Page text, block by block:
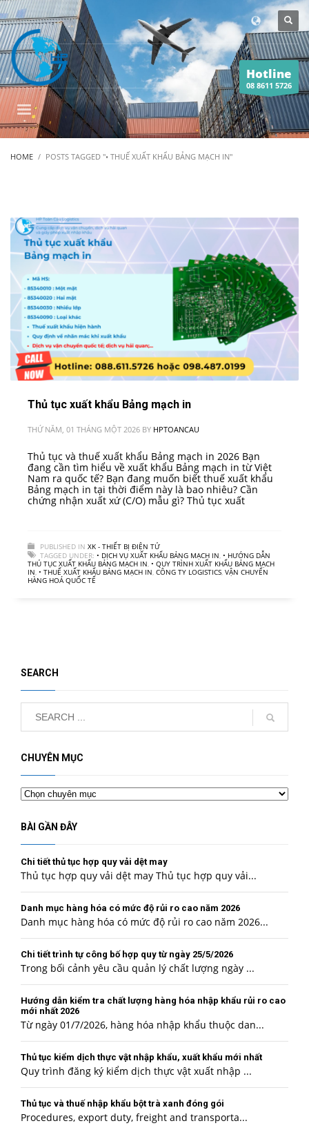
Hotline
08 8611 5726
HOME POSTS TAGGED "• THUẾ XUẤT KHẨU BẢNG MẠCH IN"
Thủ tục xuất khẩu Bảng mạch in
THỨ NĂM, 01 THÁNG MỘT 2026 BY HPTOANCAU
Thủ tục và thuế xuất khẩu Bảng mạch in 2026 Bạn
đang cần tìm hiểu về xuất khẩu Bảng mạch in từ Việt
Nam ra quốc tế? Bạn đang muốn biết thuế xuất khẩu
Bảng mạch in tại thời điểm này là bao nhiêu? Cần
chứng nhận xuất xứ (C/O) mẫu gì? Thủ tục xuất
PUBLISHED IN XK - THIẾT BỊ ĐIỆN TỬ
TAGGED UNDER: • DỊCH VỤ XUẤT KHẨU BẢNG MẠCH IN, • HƯỚNG DẪN
THỦ TỤC XUẤT KHẨU BẢNG MẠCH IN, • QUY TRÌNH XUẤT KHẨU BẢNG MẠCH
IN, • THUẾ XUẤT KHẨU BẢNG MẠCH IN, CÔNG TY LOGISTICS, VẬN CHUYỂN
HÀNG HOÁ QUỐC TẾ
SEARCH
CHUYÊN MỤC
Chuyên
mục
BÀI GẦN ĐÂY
Chi tiết thủ tục hợp quy vải dệt may
Thủ tục hợp quy vải dệt may Thủ tục hợp quy vải...
Danh mục hàng hóa có mức độ rủi ro cao năm 2026
Danh mục hàng hóa có mức độ rủi ro cao năm 2026...
Chi tiết trình tự công bố hợp quy từ ngày 25/5/2026
Trong bối cảnh yêu cầu quản lý chất lượng ngày ...
Hướng dẫn kiểm tra chất lượng hàng hóa nhập khẩu rủi ro cao
mới nhất 2026
Từ ngày 01/7/2026, hàng hóa nhập khẩu thuộc dan...
Thủ tục kiểm dịch thực vật nhập khẩu, xuất khẩu mới nhất
Quy trình đăng ký kiểm dịch thực vật xuất nhập ...
Thủ tục và thuế nhập khẩu bột trà xanh đóng gói
Procedures, export duty, freight and transporta...